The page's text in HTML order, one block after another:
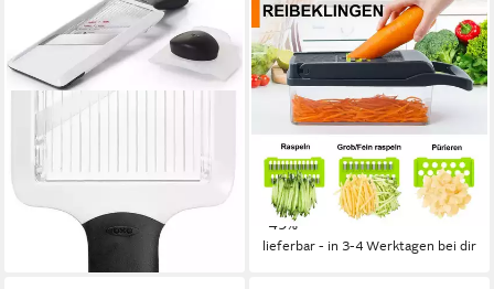
OXO GOOD GRIPS
Gemüsehobel
manuell Betriebsart
27,55 €
lieferbar - in 3-4 Werktagen bei dir
MUTIG
Gemüseschneider 16 In 1
Gemüseschneider,Gemüse
Schneider, Mandoline
Gemüsehobel
Manuelle Bedienung Betriebsart
Edelstahl
Material Messer
22,89 € UVP44,89 €
-49%
lieferbar - in 3-4 Werktagen bei dir